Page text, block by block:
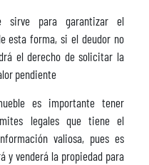
sirve para garantizar el
esta forma, si el deudor no
el derecho de solicitar la
pendiente
es importante tener
legales que tiene el
valiosa, pues es
y venderá la propiedad para